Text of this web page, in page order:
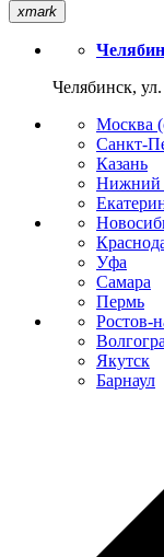
xmark
Челябинск,
Москва
Санкт-
Казань
Нижний
Уфа
Самара
Пермь
Ростов-
Якутск
Барнаул